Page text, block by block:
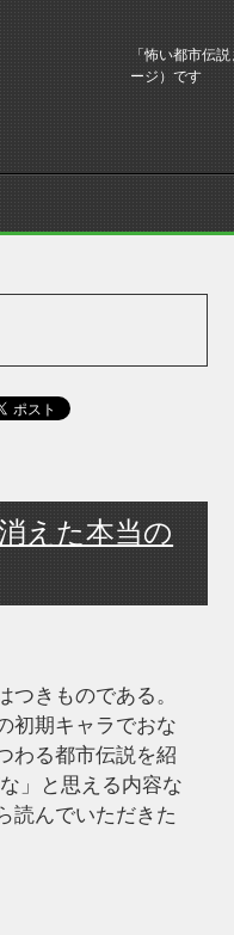
「怖い都市伝
ージ）です
えた本当の
つきものである。
初期キャラでおな
わる都市伝説を紹
」と思える内容な
読んでいただきた